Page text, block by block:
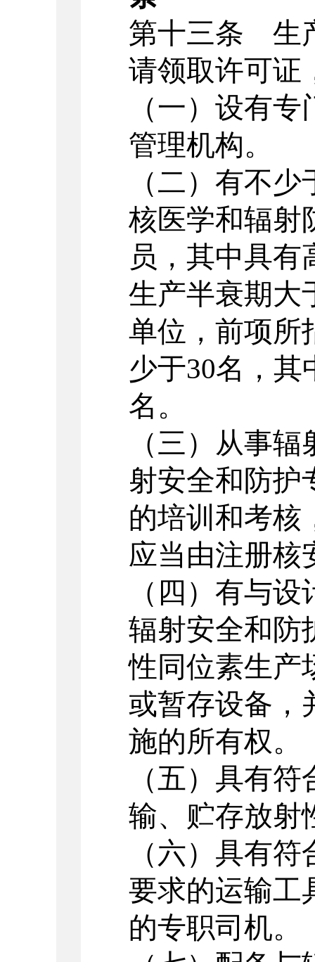
第十三条 生
请领取许可证
（一）设有
管理机构。
（二）有不少
核医学和辐射
员，其中具有
生产半衰期大
单位，前项所
少于30名，其
名。
（三）从事
射安全和防护
的培训和考核
应当由注册核
（四）有与
辐射安全和防
性同位素生产
或暂存设备，
施的所有权。
（五）具有
输、贮存放射
（六）具有
要求的运输工
的专职司机。